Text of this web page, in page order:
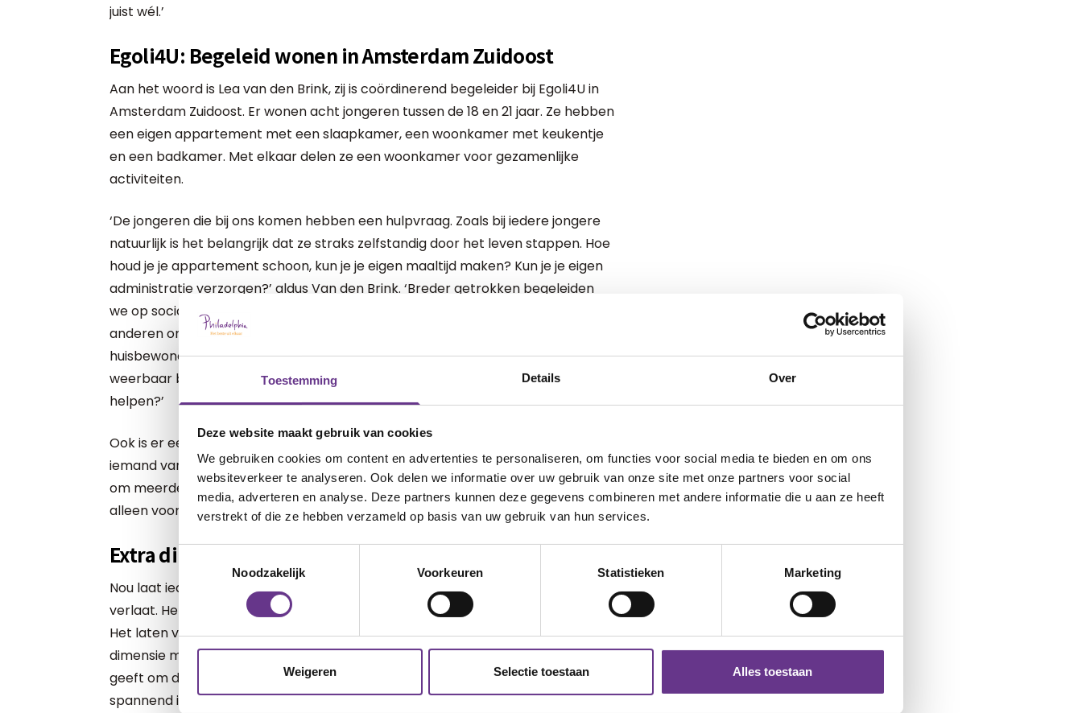
Toestemming Details Over
Deze website maakt gebruik van cookies
We gebruiken cookies om content en advertenties te personaliseren, om functies voor social media te bieden en om ons
websiteverkeer te analyseren. Ook delen we informatie over uw gebruik van onze site met onze partners voor social
media, adverteren en analyse. Deze partners kunnen deze gegevens combineren met andere informatie die u aan ze heeft
verstrekt of die ze hebben verzameld op basis van uw gebruik van hun services.
Noodzakelijk
Voorkeuren Statistieken Marketing
Weigeren Selectie toestaan Alles toestaan
juist wél.’
Egoli4U: Begeleid wonen in Amsterdam Zuidoost
Aan het woord is Lea van den Brink, zij is coördinerend begeleider bij Egoli4U in
Amsterdam Zuidoost. Er wonen acht jongeren tussen de 18 en 21 jaar. Ze hebben
een eigen appartement met een slaapkamer, een woonkamer met keukentje
en een badkamer. Met elkaar delen ze een woonkamer voor gezamenlijke
activiteiten.
‘De jongeren die bij ons komen hebben een hulpvraag. Zoals bij iedere jongere
natuurlijk is het belangrijk dat ze straks zelfstandig door het leven stappen. Hoe
houd je je appartement schoon, kun je je eigen maaltijd maken? Kun je je eigen
administratie verzorgen?’ aldus Van den Brink. ‘Breder getrokken begeleiden
we op sociaal-emotioneel gedrag: waar trek je je eigen grenzen? Hoe ga je met
anderen om? Niet alleen is er aandacht op de omgang met de andere
huisbewoners, maar op het gedrag tijdens je opleiding of op je werk. Hoe
weerbaar ben je in lastige situatie? Waar loop je vast en hoe kunnen wij dan
helpen?’
Ook is er een kantoorruimte van Egoli4U. ‘Je kunt er als bewoner 24/7 bij
iemand van de begeleiding terecht. Kún zeg ik met nadruk: de één vindt het fijn
om meerdere keren per dag even bij de begeleider te buurten, een ander klopt
alleen voor het hoognodige aan.’
Extra dimensie
Nou laat iedere vader en moeder zijn of haar kind los, als dat het ouderlijk huis
verlaat. Het is een volgende fase in het leven, die emoties met zich meebrengt.
Het laten vertrekken naar een woongroep met begeleider brengt een extra
dimensie met zich mee: hoewel het waarschijnlijk goed voelt en het vertrouwen
geeft om de zorg van je zoon of dochter over te dragen, kan dit toch een raar,
spannend idee zijn. Al die voorgaande jaren probeerde je die ouderlijke en